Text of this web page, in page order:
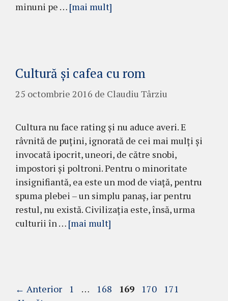
minuni pe … [mai mult]
Cultură şi cafea cu rom
25 octombrie 2016 de Claudiu Târziu
Cultura nu face rating şi nu aduce averi. E
râvnită de puţini, ignorată de cei mai mulţi şi
invocată ipocrit, uneori, de către snobi,
impostori şi poltroni. Pentru o minoritate
insignifiantă, ea este un mod de viaţă, pentru
spuma plebei – un simplu panaş, iar pen­tru
restul, nu există. Civilizaţia este, însă, urma
culturii în … [mai mult]
← Anterior Pagina
1 … Pagina
168 Pagina
169 Pagina
170 Pagina
171